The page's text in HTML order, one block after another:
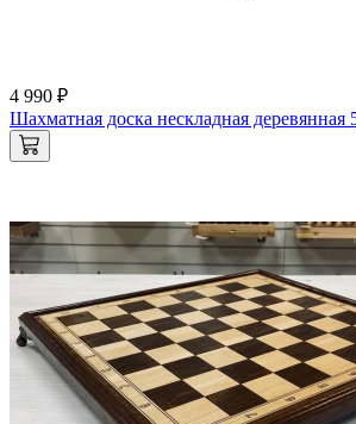
4 990 ₽
Шахматная доска нескладная деревянная